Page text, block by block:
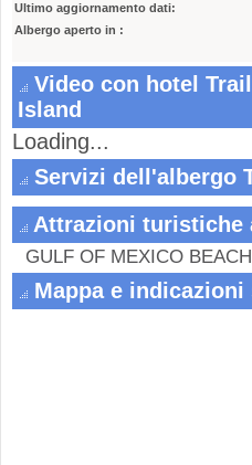
Ultimo aggiornamento dati:
Albergo aperto in :
Video con hotel
Island
Loading...
Servizi dell'albergo
Attrazioni turistiche
GULF OF MEXICO
Mappa e